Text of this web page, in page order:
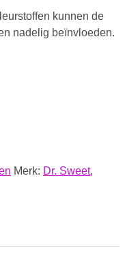
kunnen de
nadelig beïnvloeden.
Merk: Dr. Sweet,